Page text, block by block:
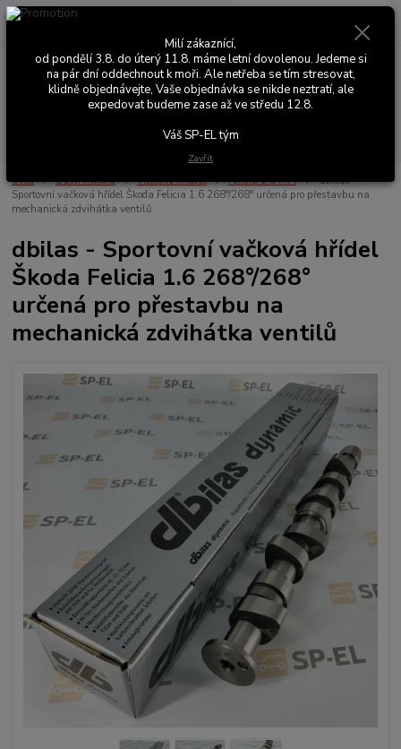
Menu
+420 603 411 581
0,00 Kč
Úvod Části motoru Vačkové hřídele Felicia 1.6 MPI
dbilas -
Sportovní vačková hřídel Škoda Felicia 1.6 268°/268° určená pro přestavbu na
mechanická zdvihátka ventilů
dbilas - Sportovní vačková hřídel
Škoda Felicia 1.6 268°/268°
určená pro přestavbu na
mechanická zdvihátka ventilů
Milí zákaznící,
od pondělí 3.8. do úterý 11.8. máme letní dovolenou. Jedeme si
na pár dní oddechnout k moři. Ale netřeba se tím stresovat,
klidně objednávejte, Vaše objednávka se nikde neztratí, ale
expedovat budeme zase až ve středu 12.8.
Váš SP-EL tým
Zavřít